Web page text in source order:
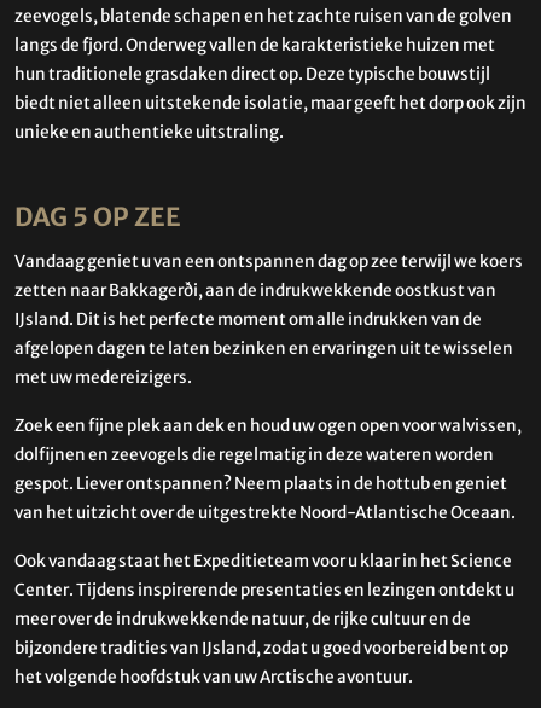
zeevogels, blatende schapen en het zachte ruisen van de golven
langs de fjord. Onderweg vallen de karakteristieke huizen met
hun traditionele grasdaken direct op. Deze typische bouwstijl
biedt niet alleen uitstekende isolatie, maar geeft het dorp ook zijn
unieke en authentieke uitstraling.
DAG 5 OP ZEE
Vandaag geniet u van een ontspannen dag op zee terwijl we koers
zetten naar Bakkagerði, aan de indrukwekkende oostkust van
IJsland. Dit is het perfecte moment om alle indrukken van de
afgelopen dagen te laten bezinken en ervaringen uit te wisselen
met uw medereizigers.
Zoek een fijne plek aan dek en houd uw ogen open voor walvissen,
dolfijnen en zeevogels die regelmatig in deze wateren worden
gespot. Liever ontspannen? Neem plaats in de hottub en geniet
van het uitzicht over de uitgestrekte Noord-Atlantische Oceaan.
Ook vandaag staat het Expeditieteam voor u klaar in het Science
Center. Tijdens inspirerende presentaties en lezingen ontdekt u
meer over de indrukwekkende natuur, de rijke cultuur en de
bijzondere tradities van IJsland, zodat u goed voorbereid bent op
het volgende hoofdstuk van uw Arctische avontuur.